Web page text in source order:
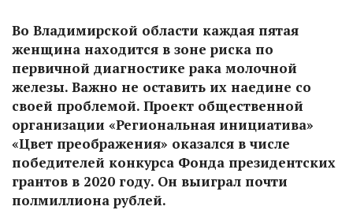
Во Владимирской области каждая пятая
женщина находится в зоне риска по
первичной диагностике рака молочной
железы. Важно не оставить их наедине со
своей проблемой. Проект общественной
организации «Региональная инициатива»
«Цвет преображения» оказался в числе
победителей конкурса Фонда президентских
грантов в 2020 году. Он выиграл почти
полмиллиона рублей.